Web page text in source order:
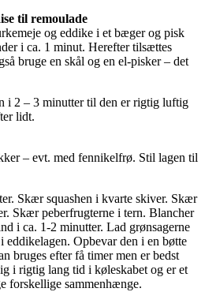
til remoulade
og eddike i et bæger og pisk
i ca. 1 minut. Herefter tilsættes
bruge en skål og en el-pisker – det
i 2 – 3 minutter til den er rigtig luftig
lidt.
– evt. med fennikelfrø. Stil lagen til
Skær squashen i kvarte skiver. Skær
Skær peberfrugterne i tern. Blancher
i ca. 1-2 minutter. Lad grønsagerne
eddikelagen. Opbevar den i en bøtte
bruges efter få timer men er bedst
i rigtig lang tid i køleskabet og er et
forskellige sammenhænge.